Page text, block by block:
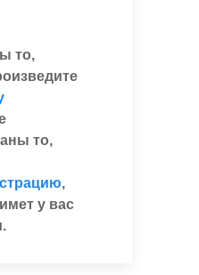
то,
то,
,
у вас